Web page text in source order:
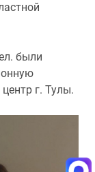
были
г. Тулы.